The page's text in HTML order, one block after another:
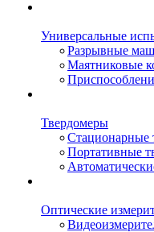
Универсальные
Разрывные
Маятниковые
Твердомеры
Стационарные
Портативные
Оптические